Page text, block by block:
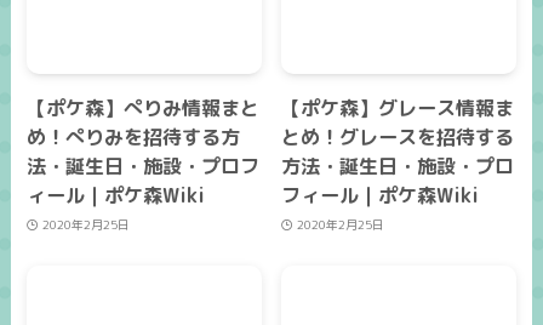
【ポケ森】ぺりみ情報まと
め！ぺりみを招待する方
法・誕生日・施設・プロフ
ィール｜ポケ森Wiki
2020年2月25日
【ポケ森】グレース情報ま
とめ！グレースを招待する
方法・誕生日・施設・プロ
フィール｜ポケ森Wiki
2020年2月25日